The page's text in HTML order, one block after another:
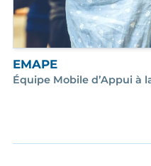
EMAPE
Équipe Mobile d’Appui à